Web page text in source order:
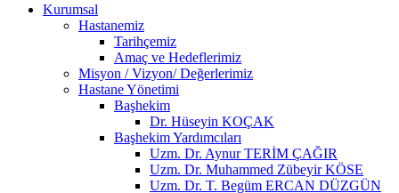
Kurumsal
Hastanemiz
Tarihçemiz
Amaç ve Hedeflerimiz
Misyon / Vizyon/ Değerlerimiz
Hastane Yönetimi
Başhekim
Dr. Hüseyin KOÇAK
Başhekim Yardımcıları
Uzm. Dr. Aynur TERİM ÇAĞIR
Uzm. Dr. Muhammed Zübeyir KÖSE
Uzm. Dr. T. Begüm ERCAN DÜZGÜN